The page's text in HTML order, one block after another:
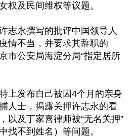
权及民间维权等议题。
志永撰写的批评中国领导人
情不当，并要求其辞职的
市公安局海淀分局“指定居所
上发布自己被囚4个月的亲身
人士，揭露关押许志永的看
以及丁家喜律师被“无名关押”
找不到姓名）等问题。